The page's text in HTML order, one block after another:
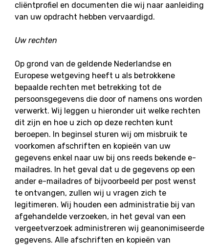
cliëntprofiel en documenten die wij naar aanleiding
van uw opdracht hebben vervaardigd.
Uw rechten
Op grond van de geldende Nederlandse en
Europese wetgeving heeft u als betrokkene
bepaalde rechten met betrekking tot de
persoonsgegevens die door of namens ons worden
verwerkt. Wij leggen u hieronder uit welke rechten
dit zijn en hoe u zich op deze rechten kunt
beroepen. In beginsel sturen wij om misbruik te
voorkomen afschriften en kopieën van uw
gegevens enkel naar uw bij ons reeds bekende e-
mailadres. In het geval dat u de gegevens op een
ander e-mailadres of bijvoorbeeld per post wenst
te ontvangen, zullen wij u vragen zich te
legitimeren. Wij houden een administratie bij van
afgehandelde verzoeken, in het geval van een
vergeetverzoek administreren wij geanonimiseerde
gegevens. Alle afschriften en kopieën van